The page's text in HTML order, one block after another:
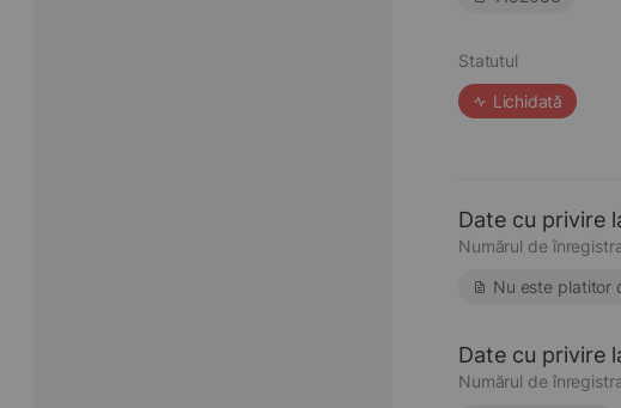
Statutul
Lichidată
Date cu privire
Numărul de
Nu este platitor
Date cu privire
Numărul de